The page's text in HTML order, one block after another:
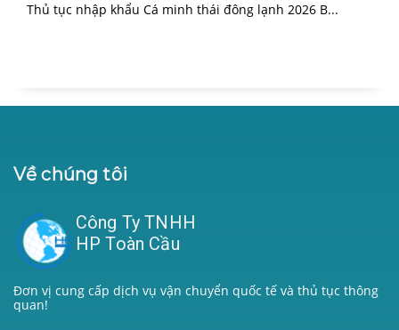
Thủ tục nhập khẩu Cá minh thái đông lạnh 2026 B...
Về chúng tôi
Công Ty TNHH
HP Toàn Cầu
Đơn vị cung cấp dịch vụ vận chuyển quốc tế và thủ tục thông
quan!